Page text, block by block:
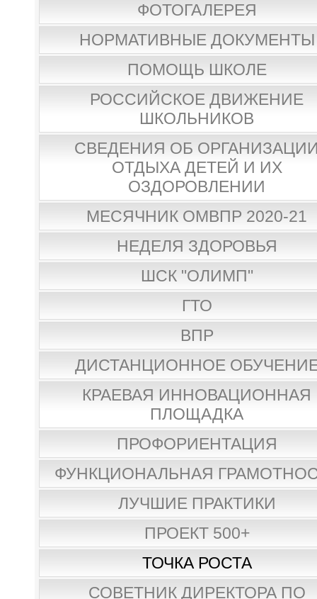
ФОТОГАЛЕРЕЯ
НОРМАТИВНЫЕ ДОКУМЕНТЫ
ПОМОЩЬ ШКОЛЕ
РОССИЙСКОЕ ДВИЖЕНИЕ
ШКОЛЬНИКОВ
СВЕДЕНИЯ ОБ
ОТДЫХА ДЕТЕЙ И ИХ
ОЗДОРОВЛЕНИИ
МЕСЯЧНИК ОМВПР 2020-21
НЕДЕЛЯ ЗДОРОВЬЯ
ШСК "ОЛИМП"
ГТО
ВПР
ДИСТАНЦИОННОЕ
КРАЕВАЯ ИННОВАЦИОННАЯ
ПЛОЩАДКА
ПРОФОРИЕНТАЦИЯ
ФУНКЦИОНАЛЬНАЯ
ЛУЧШИЕ ПРАКТИКИ
ПРОЕКТ 500+
ТОЧКА РОСТА
СОВЕТНИК ДИРЕКТОРА ПО